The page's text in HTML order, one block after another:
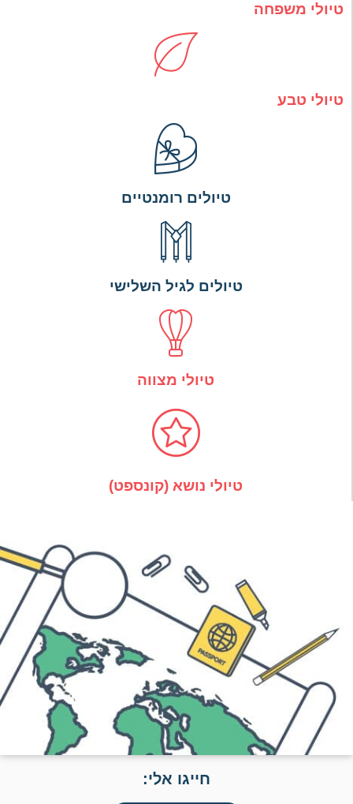
טיולי משפחה
טיולי טבע
טיולים רומנטיים
טיולים לגיל השלישי
טיולי מצווה
טיולי נושא (קונספט)
חייגו אלי: